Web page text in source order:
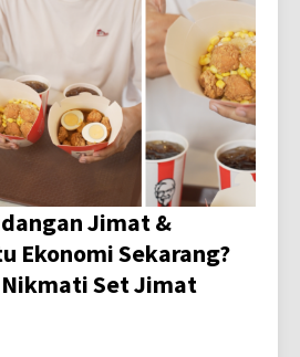
Jimat &
Ekonomi Sekarang?
Nikmati Set Jimat